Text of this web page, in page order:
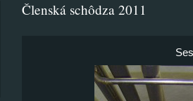
Členská schôdza 2011